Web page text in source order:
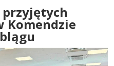
Komendzie